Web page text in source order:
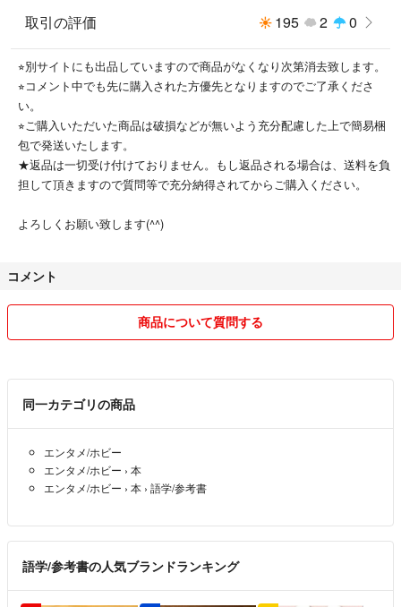
取引の評価 195 2 0
⭐︎別サイトにも出品していますので商品がなくなり次第消去致します。
⭐︎コメント中でも先に購入された方優先となりますのでご了承くださ
い。
⭐︎ご購入いただいた商品は破損などが無いよう充分配慮した上で簡易梱
包で発送いたします。
★返品は一切受け付けておりません。もし返品される場合は、送料を負
担して頂きますので質問等で充分納得されてからご購入ください。
よろしくお願い致します(^^)
コメント
商品について質問する
同一カテゴリの商品
エンタメ/ホビー
エンタメ/ホビー › 本
エンタメ/ホビー › 本 › 語学/参考書
語学/参考書の人気ブランドランキング